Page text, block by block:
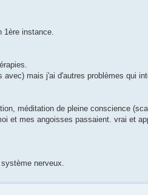
instance.
mais j'ai d'autres problèmes qui
méditation de pleine conscience
et mes angoisses passaient. vrai et
nerveux.